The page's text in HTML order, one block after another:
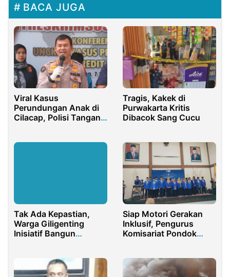
BACA JUGA
Viral Kasus
Perundungan Anak di
Cilacap, Polisi Tangani
Tragis, Kakek di
Purwakarta Kritis
Dibacok Sang Cucu
Tak Ada Kepastian,
Warga Giligenting
Inisiatif Bangun
Siap Motori Gerakan
Inklusif, Pengurus
Komisariat Pondok